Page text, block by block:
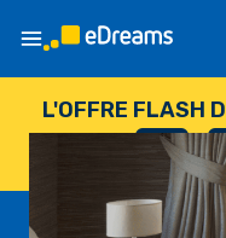
L'OFFRE FLASH
--
JOURS
: